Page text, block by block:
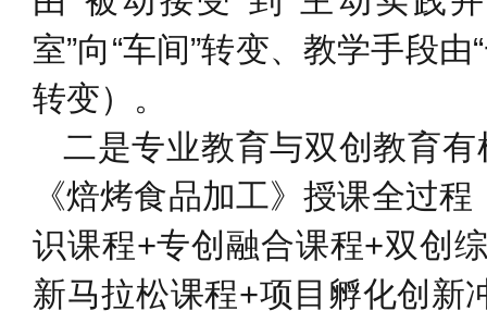
室”向“车间”转变、教学手段
转变）。
二是专业教育与双创教育
《焙烤食品加工》授课全过
识课程+专创融合课程+双创
新马拉松课程+项目孵化创新